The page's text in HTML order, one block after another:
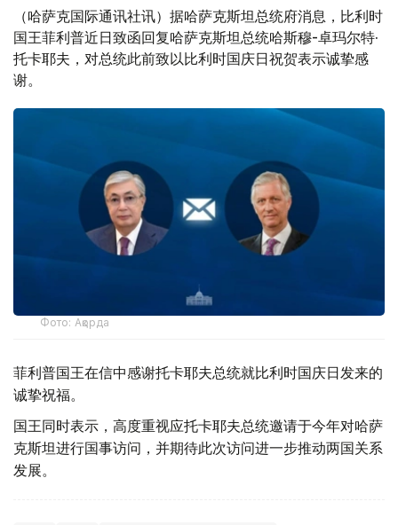
（哈萨克国际通讯社讯）据哈萨克斯坦总统府消息，比利时
国王菲利普近日致函回复哈萨克斯坦总统哈斯穆-卓玛尔特·
托卡耶夫，对总统此前致以比利时国庆日祝贺表示诚挚感
谢。
Фото: Ақорда
菲利普国王在信中感谢托卡耶夫总统就比利时国庆日发来的
诚挚祝福。
国王同时表示，高度重视应托卡耶夫总统邀请于今年对哈萨
克斯坦进行国事访问，并期待此次访问进一步推动两国关系
发展。